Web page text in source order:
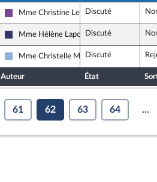
Ensemble pour la République
Mme Christine Le Nabour
Discuté
Rassemblement National
Mme Hélène LaporteDiscuté
Droite Républicaine
Mme Christelle MinardDiscuté
Auteur État
61 62 63 64 ...